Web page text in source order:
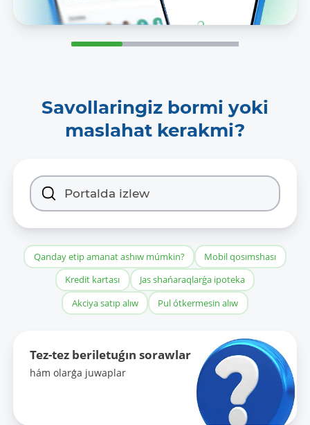
Savollaringiz bormi yoki
maslahat kerakmi?
Qanday etip amanat ashıw múmkin?
Mobil qosımshası
Kredit kartası
Jas shańaraqlarǵa ipoteka
Akciya satıp alıw
Pul ótkermesin alıw
Tez-tez beriletuǵın sorawlar
hám olarǵa juwaplar